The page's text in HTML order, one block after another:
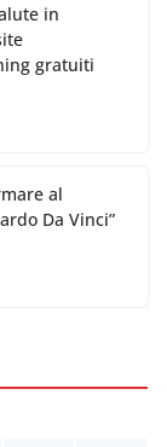
in
gratuiti
al
Da Vinci”